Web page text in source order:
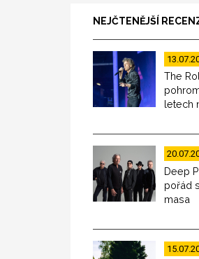
NEJČTENĚJŠÍ
The
letech
Deep
pořád
masa